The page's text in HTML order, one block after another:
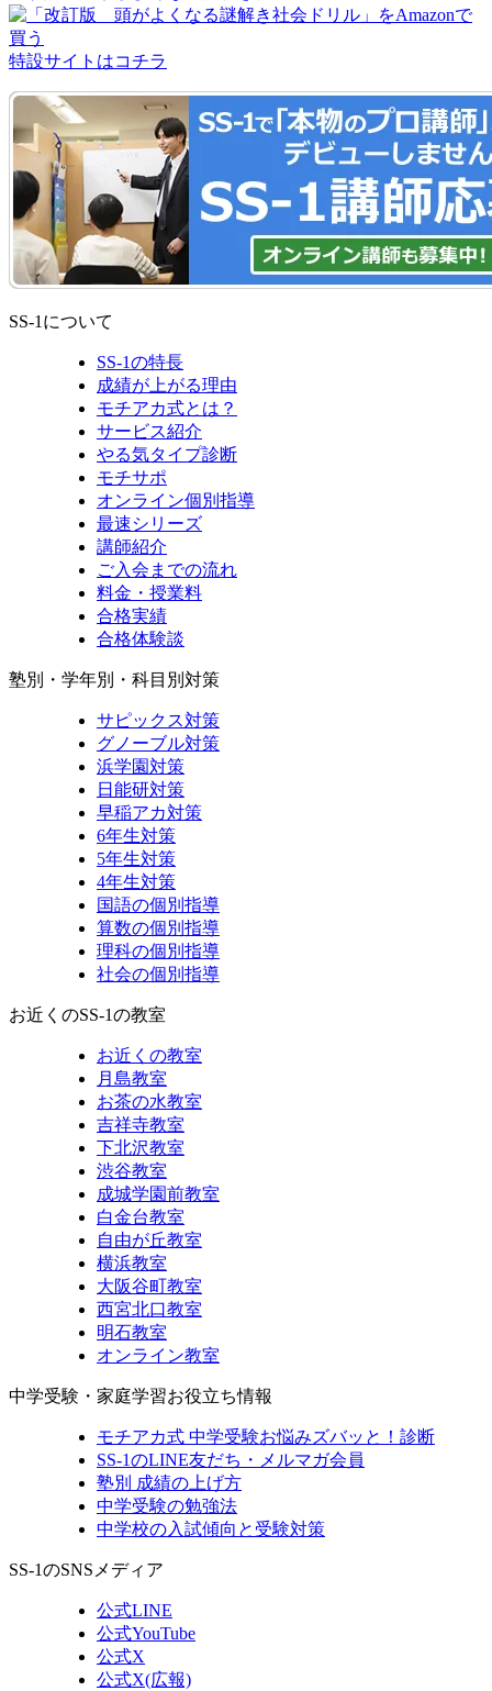
特設サイトはコチラ
SS-1について
SS-1の特長
成績が上がる理由
モチアカ式とは？
サービス紹介
やる気タイプ診断
モチサポ
オンライン個別指導
最速シリーズ
講師紹介
ご入会までの流れ
料金・授業料
合格実績
合格体験談
塾別・学年別・科目別対策
サピックス対策
グノーブル対策
浜学園対策
日能研対策
早稲アカ対策
6年生対策
5年生対策
4年生対策
国語の個別指導
算数の個別指導
理科の個別指導
社会の個別指導
お近くのSS-1の教室
お近くの教室
月島教室
お茶の水教室
吉祥寺教室
下北沢教室
渋谷教室
成城学園前教室
白金台教室
自由が丘教室
横浜教室
大阪谷町教室
西宮北口教室
明石教室
オンライン教室
中学受験・家庭学習お役立ち情報
モチアカ式 中学受験お悩みズバッと！診断
SS-1のLINE友だち・メルマガ会員
塾別 成績の上げ方
中学受験の勉強法
中学校の入試傾向と受験対策
SS-1のSNSメディア
公式LINE
公式YouTube
公式X
公式X(広報)